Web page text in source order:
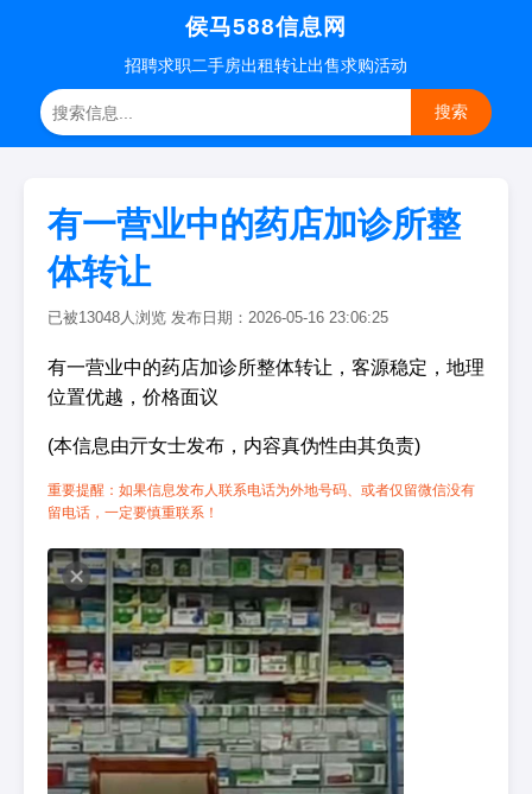
侯马588信息网
招聘求职二手房出租转让出售求购活动
搜索
有一营业中的药店加诊所整
体转让
已被13048人浏览 发布日期：2026-05-16 23:06:25
有一营业中的药店加诊所整体转让，客源稳定，地理
位置优越，价格面议
(本信息由亓女士发布，内容真伪性由其负责)
重要提醒：如果信息发布人联系电话为外地号码、或者仅留微信没有
留电话，一定要慎重联系！